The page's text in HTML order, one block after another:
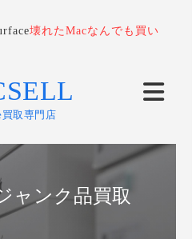
壊れたMacなんでも買い
取専門店
ャンク品買取